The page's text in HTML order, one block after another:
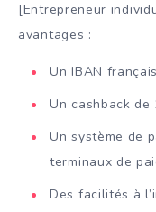
[Entrepreneur
avantages :
Un IBAN
Un cashback de
Un système de
terminaux de
Des facilités à